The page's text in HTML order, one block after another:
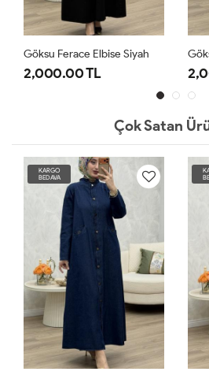
Göksu Ferace Elbise Siyah
2,000.00 TL
Çok Satan
KARGO
BEDAVA